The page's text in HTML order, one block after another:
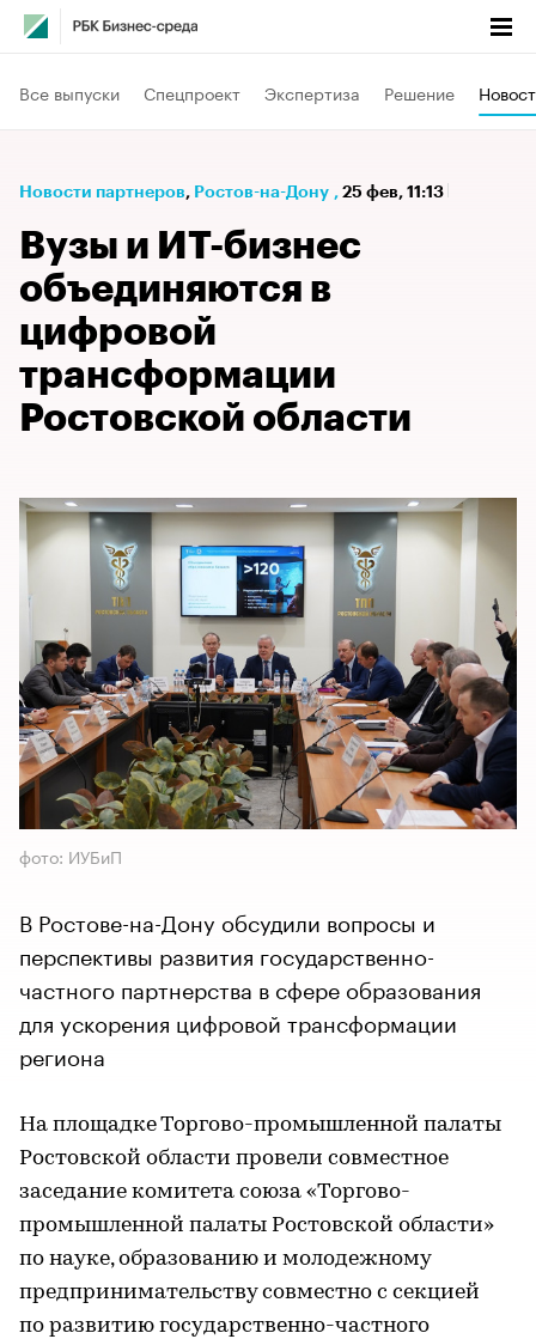
Все выпуски Спецпроект Экспертиза Решение
Новости партнеров⁠, Ростов-на-Дону , 25 фев, 11:13
Вузы и ИТ-бизнес
объединяются в
цифровой
трансформации
Ростовской области
фото: ИУБиП
В Ростове-на-Дону обсудили вопросы и
перспективы развития государственно-
частного партнерства в сфере образования
для ускорения цифровой трансформации
региона
На площадке Торгово-промышленной палаты
Ростовской области провели совместное
заседание комитета союза «Торгово-
промышленной палаты Ростовской области»
по науке, образованию и молодежному
предпринимательству совместно с секцией
по развитию государственно-частного